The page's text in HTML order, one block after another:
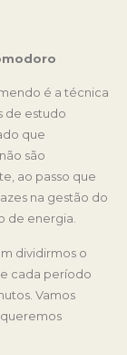
é a técnica
de estudo
que
são
ao passo que
na gestão do
de energia.
dividirmos o
cada período
Vamos